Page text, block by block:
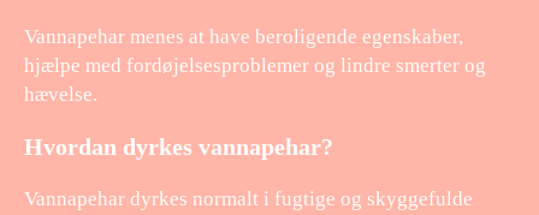
Vannapehar menes at have beroligende egenskaber,
hjælpe med fordøjelsesproblemer og lindre smerter og
hævelse.
Hvordan dyrkes vannapehar?
Vannapehar dyrkes normalt i fugtige og skyggefulde